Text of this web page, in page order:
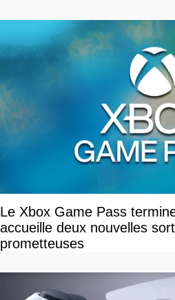
Le Xbox Game Pass
accueille deux nouvelles
prometteuses